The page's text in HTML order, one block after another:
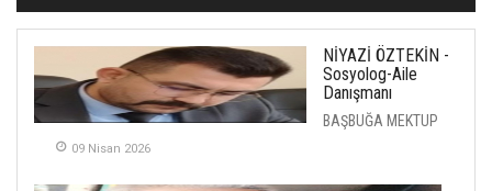
NİYAZİ ÖZTEKİN -
Sosyolog-Aile
Danışmanı
BAŞBUĞA MEKTUP
09 Nisan 2026